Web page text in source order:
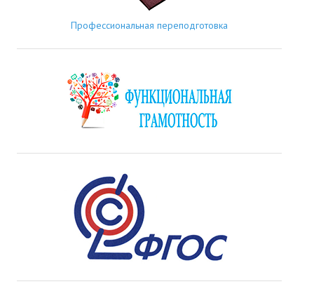
Профессиональная переподготовка